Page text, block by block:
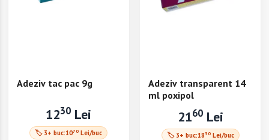
Adeziv tac pac 9g
1230 Lei
🏷 3+ buc:1070 Lei/buc
Adeziv transparent 14
ml poxipol
2160Lei
🏷 3+ buc:1830Lei/buc